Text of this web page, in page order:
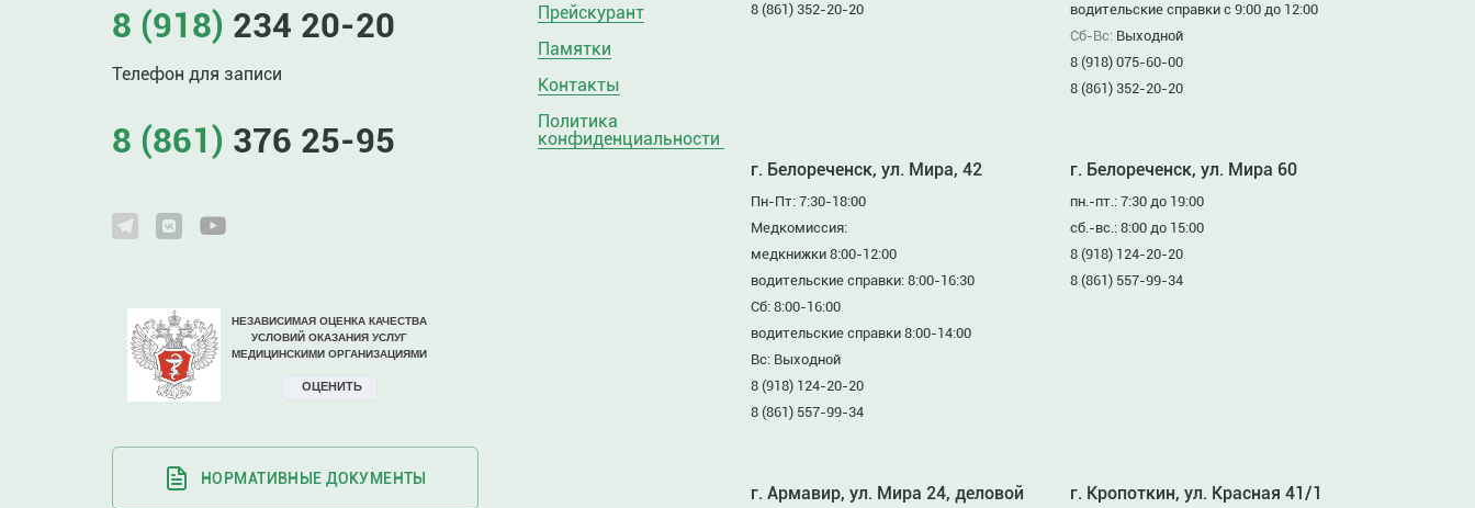
8 (918) 234 20-20
Телефон для записи
8 (861) 376 25-95
НОРМАТИВНЫЕ ДОКУМЕНТЫ
Прейскурант
Памятки
Контакты
Политика
конфиденциальности
8 (861) 352-20-20
водительские справки с 9:00 до 12:00
Сб-Вс: Выходной
8 (918) 075-60-00
8 (861) 352-20-20
г. Белореченск, ул. Мира, 42
Пн-Пт: 7:30-18:00
Медкомиссия:
медкнижки 8:00-12:00
водительские справки: 8:00-16:30
Сб: 8:00-16:00
водительские справки 8:00-14:00
Вс: Выходной
8 (918) 124-20-20
8 (861) 557-99-34
г. Белореченск, ул. Мира 60
пн.-пт.: 7:30 до 19:00
сб.-вс.: 8:00 до 15:00
8 (918) 124-20-20
8 (861) 557-99-34
г. Армавир, ул. Мира 24, деловой
г. Кропоткин, ул. Красная 41/1